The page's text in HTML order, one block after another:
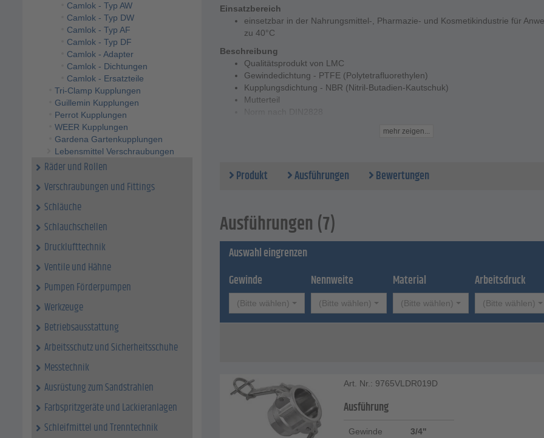
Camlok - Typ AW
Camlok - Typ DW
Camlok - Typ AF
Camlok - Typ DF
Camlok - Adapter
Camlok - Dichtungen
Camlok - Ersatzteile
Tri-Clamp Kupplungen
Guillemin Kupplungen
Perrot Kupplungen
WEER Kupplungen
Gardena Gartenkupplungen
Lebensmittel Verschraubungen
Räder und Rollen
Verschraubungen und Fittings
Schläuche
Schlauchschellen
Drucklufttechnik
Ventile und Hähne
Pumpen Förderpumpen
Werkzeuge
Betriebsausstattung
Arbeitsschutz und Sicherheitsschuhe
Messtechnik
Ausrüstung zum Sandstrahlen
Farbspritzgeräte und Lackieranlagen
Schleifmittel und Trenntechnik
Einsatzbereich
einsetzbar in der Nahrungsmittel-, Pharmazie- und Kosmetikindustrie für
zu 40°C
Beschreibung
Qualitätsprodukt von LMC
Gewindedichtung - PTFE (Polytetrafluorethylen)
Kupplungsdichtung - NBR (Nitril-Butadien-Kautschuk)
Mutterteil
mehr zeigen...
Produkt Ausführungen Bewertungen
Ausführungen (7)
Auswahl eingrenzen
Gewinde
(Bitte wählen)
Nennweite
(Bitte wählen)
Material
(Bitte wählen)
Arbeitsdruck
(Bitte wählen)
Art. Nr.: 9765VLDR019D
Ausführung
Gewinde 3/4"